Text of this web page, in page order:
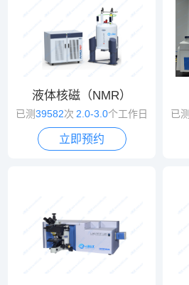
液体核磁（NMR）
已测39582次 2.0-3.0个工作日
立即预约
已测